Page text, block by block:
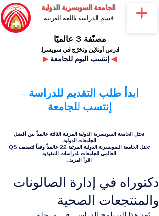
الجامعة السويسرية الدولية
قسم الدراسة باللغة العربية
مصنّفة 3 عالميًا
ادرس أونلاين وتخرّج في سويسرا.
▶ ◀
ابدأ طلب التقديم للدراسة -
إنتسب للجامعة
تحتل الجامعة السويسرية الدولية المرتبة الثالثة عالمياً بين أفضل
الجامعات الدولية.
تحتل الجامعة السويسرية الدولية المرتبة 22 عالمياً وفقاً لتصنيف QS
العالمي للجامعات للدراسات التنفيذية
اقرأ المزيد .
دكتوراه في إدارة الصالونات
والمنتجعات الصحية